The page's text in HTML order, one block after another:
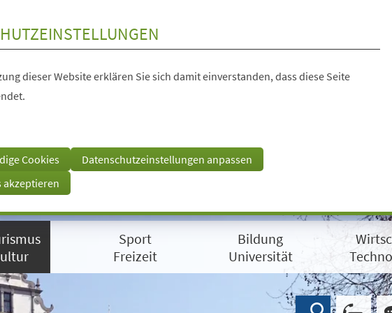
dieser Website erklären Sie sich damit einverstanden, dass diese Seite
Cookies
Datenschutzeinstellungen anpassen
akzeptieren
Sport
Freizeit
Bildung
Universität